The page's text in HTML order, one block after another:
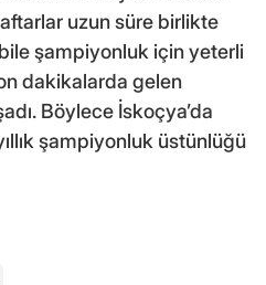
uzun süre birlikte
şampiyonluk için yeterli
dakikalarda gelen
Böylece İskoçya’da
şampiyonluk üstünlüğü